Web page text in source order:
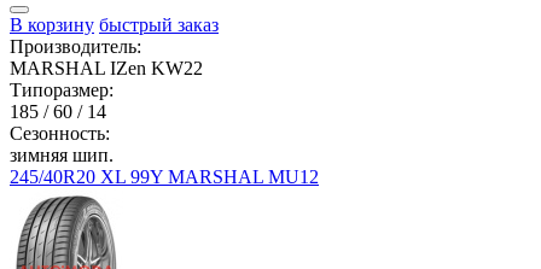
В корзину быстрый заказ
Производитель:
MARSHAL IZen KW22
Типоразмер:
185 / 60 / 14
Сезонность:
зимняя шип.
245/40R20 XL 99Y MARSHAL MU12